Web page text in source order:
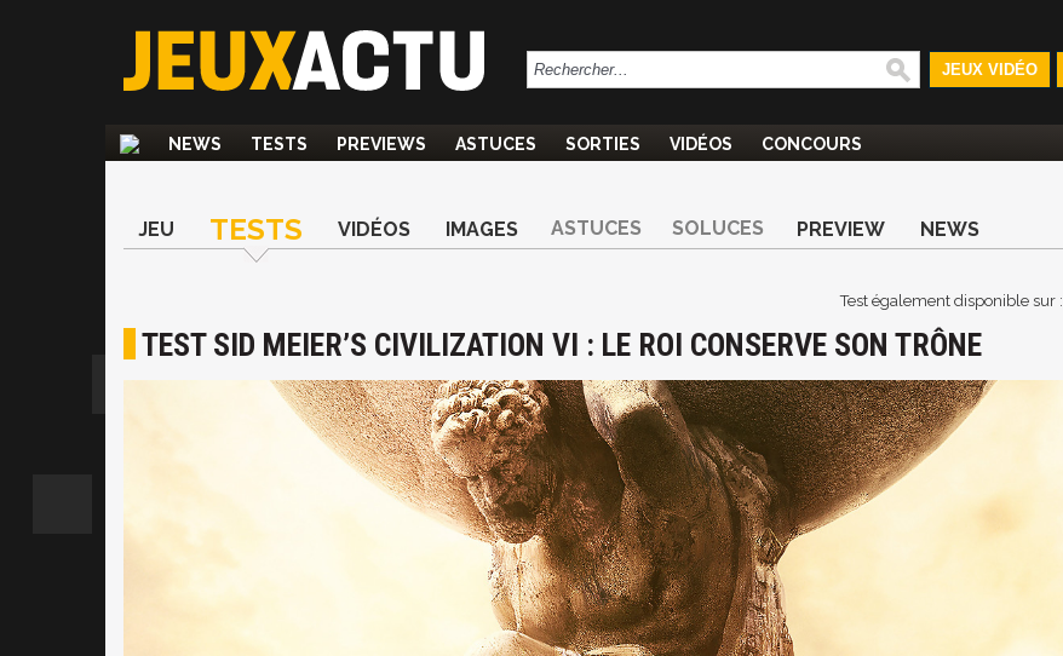
JEUX VIDÉO
NEWS TESTS PREVIEWS ASTUCES SORTIES VIDÉOS CONCOURS
JEU TESTS VIDÉOS IMAGES ASTUCES SOLUCES PREVIEW NEWS
Test également disponible sur :
TEST SID MEIER’S CIVILIZATION VI : LE ROI CONSERVE SON TRÔNE